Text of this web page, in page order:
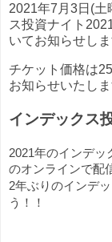
2021年7 月3日 (土
ス投資ナイト
いてお知らせしま
チケット価格は
お知らせいたしま
インデックス
2021年のインデッ
のオンラインで配
2年ぶりのインデ
う！！